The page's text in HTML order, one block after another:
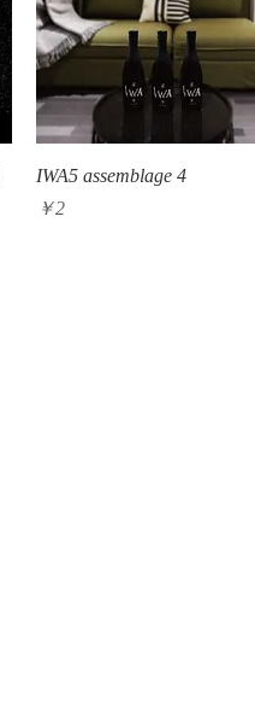
クイックビュー
IWA5 assemblage 4
価格
￥2